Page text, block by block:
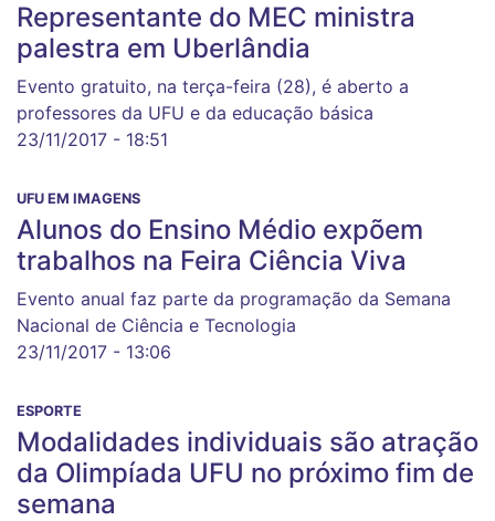
Representante do MEC ministra
palestra em Uberlândia
Evento gratuito, na terça-feira (28), é aberto a
professores da UFU e da educação básica
23/11/2017 - 18:51
UFU EM IMAGENS
Alunos do Ensino Médio expõem
trabalhos na Feira Ciência Viva
Evento anual faz parte da programação da Semana
Nacional de Ciência e Tecnologia
23/11/2017 - 13:06
ESPORTE
Modalidades individuais são atração
da Olimpíada UFU no próximo fim de
semana